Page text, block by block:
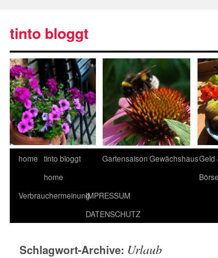
tinto bloggt
home tinto bloggt
home
GartensaisonGewächshausGeld
VerbrauchermeinungIMPRESSUM
DATENSCHUTZ
Schlagwort-Archive: Urlaub